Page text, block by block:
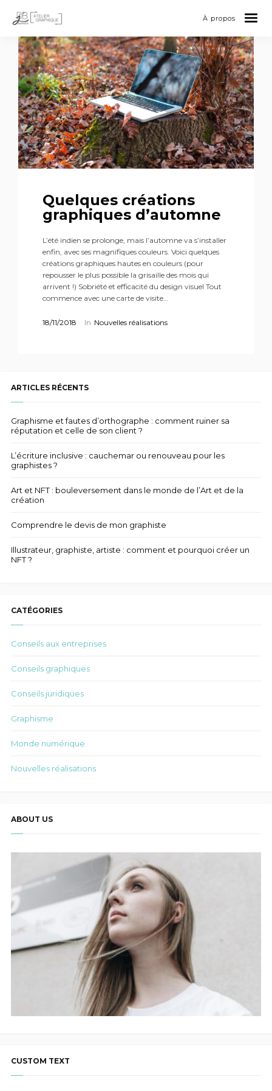
À propos
Quelques créations
graphiques d’automne
L’été indien se prolonge, mais l’automne va s’installer
enfin, avec ses magnifiques couleurs. Voici quelques
créations graphiques hautes en couleurs (pour
repousser le plus possible la grisaille des mois qui
arrivent !) Sobriété et efficacité du design visuel Tout
commence avec une carte de visite…
18/11/2018 In Nouvelles réalisations
ARTICLES RÉCENTS
Graphisme et fautes d’orthographe : comment ruiner sa
réputation et celle de son client ?
L’écriture inclusive : cauchemar ou renouveau pour les
graphistes ?
Art et NFT : bouleversement dans le monde de l’Art et de la
création
Comprendre le devis de mon graphiste
Illustrateur, graphiste, artiste : comment et pourquoi créer un
NFT ?
CATÉGORIES
Conseils aux entreprises
Conseils graphiques
Conseils juridiques
Graphisme
Monde numérique
Nouvelles réalisations
ABOUT US
CUSTOM TEXT